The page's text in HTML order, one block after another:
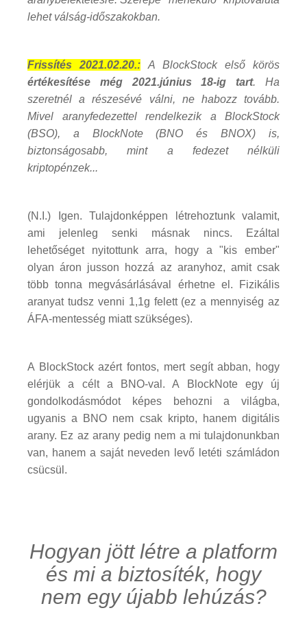
lehet válság-időszakokban.
Frissítés 2021.02.20.: A BlockStock első körös
értékesítése még 2021.június 18-ig tart. Ha
szeretnél a részesévé válni, ne habozz tovább.
Mivel aranyfedezettel rendelkezik a BlockStock
(BSO), a BlockNote (BNO és BNOX) is,
biztonságosabb, mint a fedezet nélküli
kriptopénzek...
(N.I.) Igen. Tulajdonképpen létrehoztunk valamit,
ami jelenleg senki másnak nincs. Ezáltal
lehetőséget nyitottunk arra, hogy a "kis ember"
olyan áron jusson hozzá az aranyhoz, amit csak
több tonna megvásárlásával érhetne el. Fizikális
aranyat tudsz venni 1,1g felett (ez a mennyiség az
ÁFA-mentesség miatt szükséges).
A BlockStock azért fontos, mert segít abban, hogy
elérjük a célt a BNO-val. A BlockNote egy új
gondolkodásmódot képes behozni a világba,
ugyanis a BNO nem csak kripto, hanem digitális
arany. Ez az arany pedig nem a mi tulajdonunkban
van, hanem a saját neveden levő letéti számládon
csücsül.
Hogyan jött létre a platform
és mi a biztosíték, hogy
nem egy újabb lehúzás?